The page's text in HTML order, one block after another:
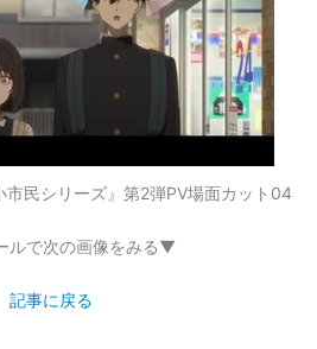
市民シリーズ』第2弾PV場面カット04
ルで次の画像をみる▼
記事に戻る